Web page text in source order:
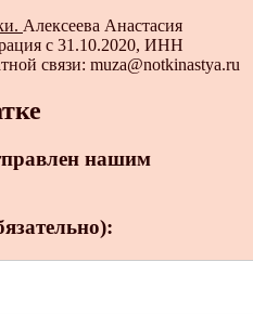
Алексеева Анастасия
с 31.10.2020, ИНН
связи: muza@notkinastya.ru
нашим